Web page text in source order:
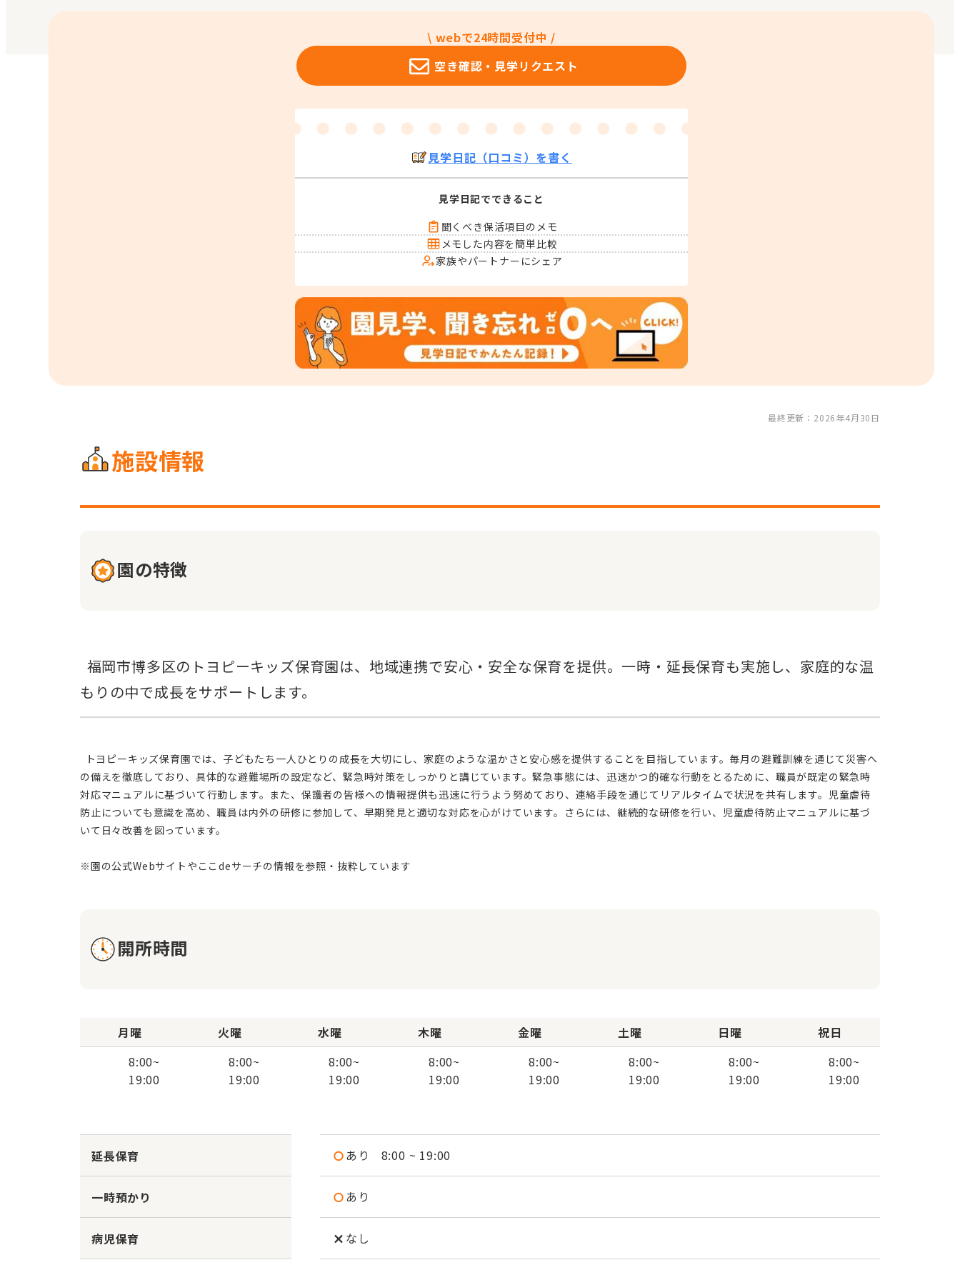
\ webで24時間受付中 /
空き確認・ 見学リクエスト
見学日記（口コミ）を書く
見学日記でできること
聞くべき保活項目のメモ
メモした内容を簡単比較
家族やパートナーにシェア
最終更新：2026年4月30日
施設情報
園の特徴
の備えを徹底しており、具体的な避難場所の設定など、緊急時対策をしっかりと講じています。緊急事態には、迅速かつ的確な行動をとるために、職員が既定の緊急時
対応マニュアルに基づいて行動します。また、保護者の皆様への情報提供も迅速に行うよう努めており、連絡手段を通じてリアルタイムで状況を共有します。児童虐待
防止についても意識を高め、職員は内外の研修に参加して、早期発見と適切な対応を心がけています。さらには、継続的な研修を行い、児童虐待防止マニュアルに基づ
いて日々改善を図っています。
開所時間
月曜
8:00~
19:00
火曜
8:00~
19:00
水曜
8:00~
19:00
木曜
8:00~
19:00
金曜
8:00~
19:00
土曜
8:00~
19:00
日曜
8:00~
19:00
祝日
8:00~
19:00
延長保育 あり 8:00 ~ 19:00
一時預かり あり
病児保育 なし